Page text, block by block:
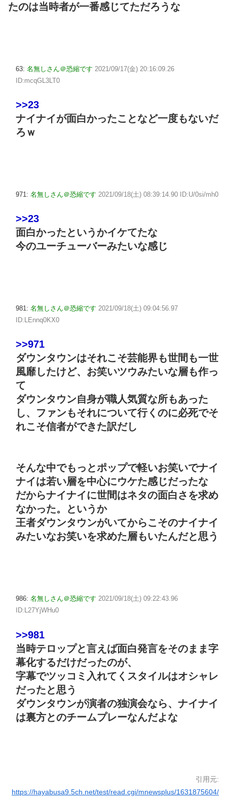
たのは当時者が一番感じてただろうな
63: 名無しさん＠恐縮です 2021/09/17(金) 20:16:09.26
ID:mcqGL3LT0
>>23
ナイナイが面白かったことなど一度もないだ
ろｗ
971: 名無しさん＠恐縮です 2021/09/18(土) 08:39:14.90 ID:U/0si/mh0
>>23
面白かったというかイケてたな
今のユーチューバーみたいな感じ
981: 名無しさん＠恐縮です 2021/09/18(土) 09:04:56.97
ID:LEnnq0KX0
>>971
ダウンタウンはそれこそ芸能界も世間も一世
風靡したけど、お笑いツウみたいな層も作っ
て
ダウンタウン自身が職人気質な所もあった
し、ファンもそれについて行くのに必死でそ
れこそ信者ができた訳だし
そんな中でもっとポップで軽いお笑いでナイ
ナイは若い層を中心にウケた感じだったな
だからナイナイに世間はネタの面白さを求め
なかった。というか
王者ダウンタウンがいてからこそのナイナイ
みたいなお笑いを求めた層もいたんだと思う
986: 名無しさん＠恐縮です 2021/09/18(土) 09:22:43.96
ID:L27YjWHu0
>>981
当時テロップと言えば面白発言をそのまま字
幕化するだけだったのが、
字幕でツッコミ入れてくスタイルはオシャレ
だったと思う
ダウンタウンが演者の独演会なら、ナイナイ
は裏方とのチームプレーなんだよな
引用元:
https://hayabusa9.5ch.net/test/read.cgi/mnewsplus/1631875604/